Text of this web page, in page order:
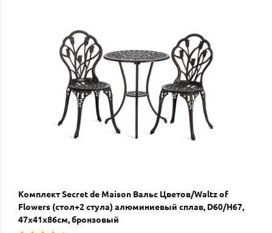
Комплект Secret de Maison Вальс Цветов/Waltz of
Flowers (стол+2 стула) алюминиевый сплав, D60/H67,
47х41х86см, бронзовый